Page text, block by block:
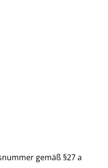
gemäß §27 a